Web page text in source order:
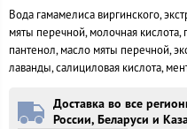
Вода гамамелиса виргинского,
мяты перечной, молочная кислота,
пантенол, масло мяты перечной,
лаванды, салициловая кислота,
Доставка во все
России, Беларуси и